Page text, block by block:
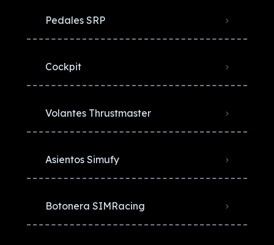
Pedales SRP
Cockpit
Volantes Thrustmaster
Asientos Simufy
Botonera SIMRacing